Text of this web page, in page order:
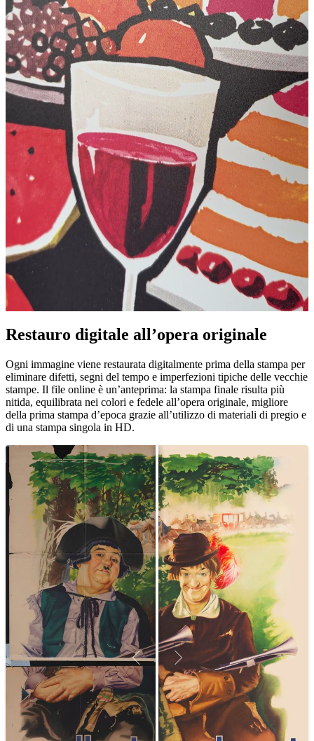
Restauro digitale all’opera originale
Ogni immagine viene restaurata digitalmente prima della stampa per
eliminare difetti, segni del tempo e imperfezioni tipiche delle vecchie
stampe. Il file online è un’anteprima: la stampa finale risulta più
nitida, equilibrata nei colori e fedele all’opera originale, migliore
della prima stampa d’epoca grazie all’utilizzo di materiali di pregio e
di una stampa singola in HD.